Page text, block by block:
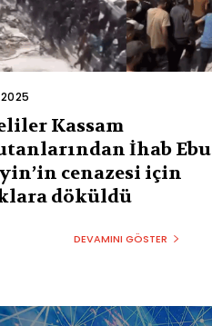
2025
Kassam
İhab Ebu
cenazesi için
döküldü
DEVAMINI GÖSTER